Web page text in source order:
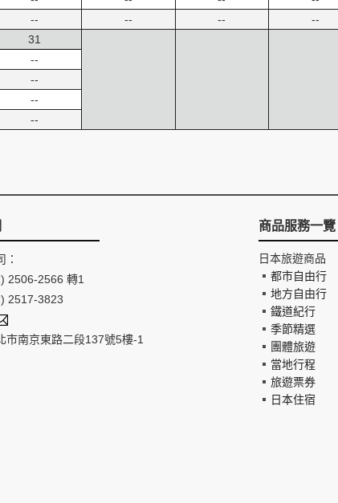
--
--
--
--
31
--
--
--
--
：
2506-2566 轉1
2517-3823
市南京東路二段137號5樓-1
商品服務一覽
日本旅遊商品
都市自由行
地方自由行
鐵道紀行
季節精選
團體旅遊
當地行程
旅遊票券
日本住宿